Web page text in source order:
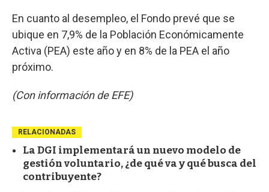
En cuanto al desempleo, el Fondo prevé que se
ubique en 7,9% de la Población Económicamente
Activa (PEA) este año y en 8% de la PEA el año
próximo.
(Con información de EFE)
RELACIONADAS
La DGI implementará un nuevo modelo de
gestión voluntario, ¿de qué va y qué busca del
contribuyente?